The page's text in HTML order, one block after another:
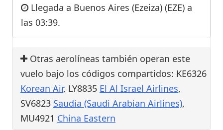
Llegada a Buenos Aires (Ezeiza) (EZE) a
las 03:39.
Otras aerolíneas también operan este
vuelo bajo los códigos compartidos: KE6326
Korean Air, LY8835 El Al Israel Airlines,
SV6823 Saudia (Saudi Arabian Airlines),
MU4921 China Eastern